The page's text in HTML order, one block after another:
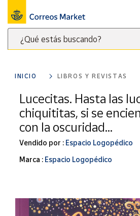
¿Qué estás buscando?
clave
para
buscar
productos
Correos
Menú
Nuestro
catálogo
Alimentación
Bebidas
Ocio y cultura
Juguetes y
juegos
Libros y
Tienda de
INICIO LIBROS Y REVISTAS
Lucecitas. Hasta las
chiquititas, si se
con la oscuridad...
Vendido por : Espacio Logopédico
Marca : Espacio Logopédico